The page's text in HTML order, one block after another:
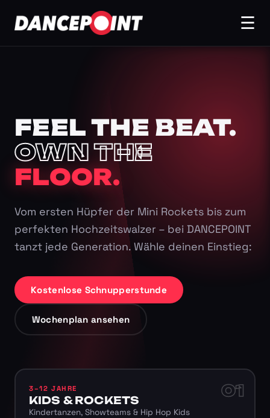
☰
FEEL THE BEAT.
OWN THE
FLOOR.
Vom ersten Hüpfer der Mini Rockets bis zum
perfekten Hochzeitswalzer – bei DANCEPOINT
tanzt jede Generation. Wähle deinen Einstieg:
Kostenlose Schnupperstunde
Wochenplan ansehen
01
3–12 JAHRE
KIDS & ROCKETS
Kindertanzen, Showteams & Hip Hop Kids